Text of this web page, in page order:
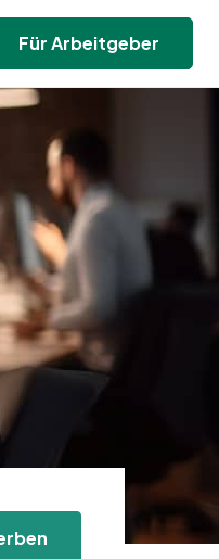
Für Arbeitgeber